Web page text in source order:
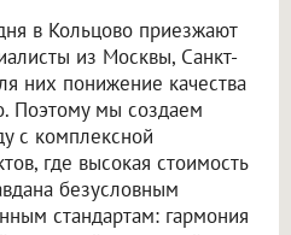
в Кольцово приезжают
из Москвы, Санкт-
них понижение качества
Поэтому мы создаем
с комплексной
где высокая стоимость
безусловным
стандартам: гармония